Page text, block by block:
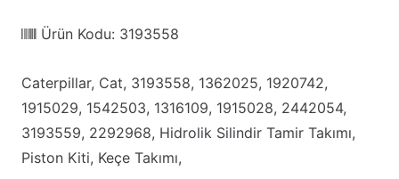
Ürün Kodu: 3193558
Caterpillar, Cat, 3193558, 1362025, 1920742,
1915029, 1542503, 1316109, 1915028, 2442054,
3193559, 2292968, Hidrolik Silindir Tamir Takımı,
Piston Kiti, Keçe Takımı,